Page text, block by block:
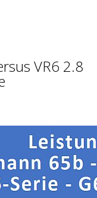
VR6 2.8